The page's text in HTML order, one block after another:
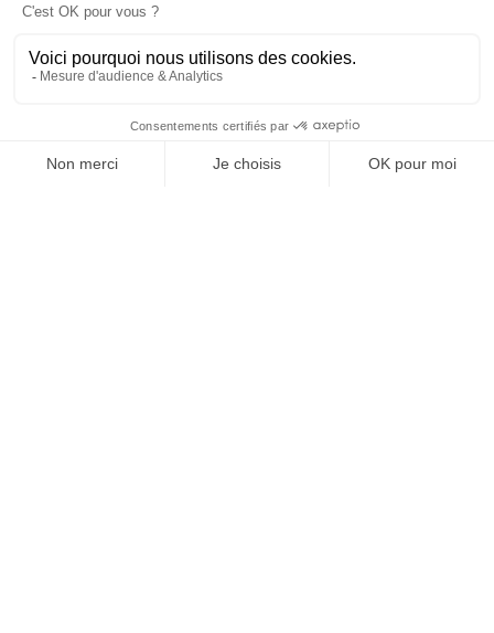
J'ACHÈTE LE NUMÉRO
JE M'ABONNE 1 AN - 4 NUM.